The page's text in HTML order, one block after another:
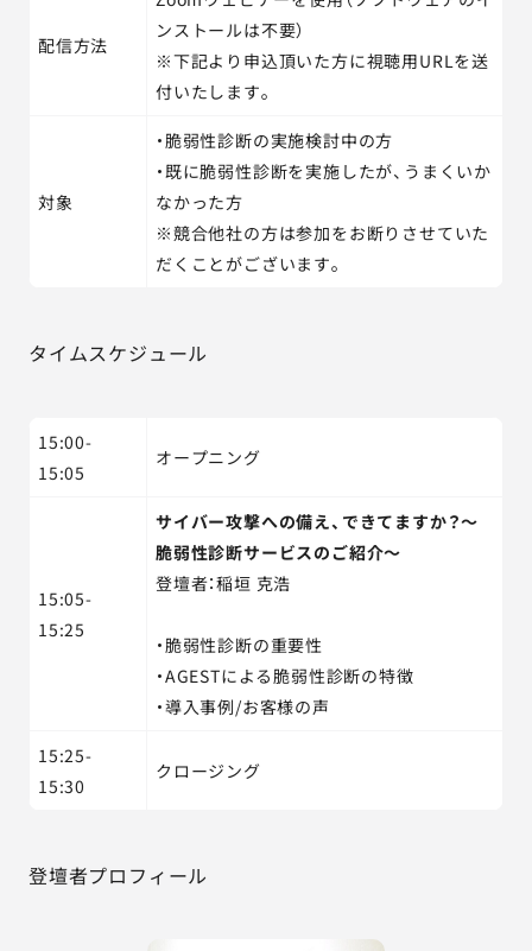
配信方法
ンストールは不要）
※下記より申込頂いた方に視聴用URLを送
付いたします。
対象
・脆弱性診断の実施検討中の方
・既に脆弱性診断を実施したが、うまくいか
なかった方
※競合他社の方は参加をお断りさせていた
だくことがございます。
タイムスケジュール
15:00-
15:05
オープニング
15:05-
15:25
サイバー攻撃への備え、できてますか？～
脆弱性診断サービスのご紹介～
登壇者：稲垣 克浩
・脆弱性診断の重要性
・AGESTによる脆弱性診断の特徴
・導入事例/お客様の声
15:25-
15:30
クロージング
登壇者プロフィール